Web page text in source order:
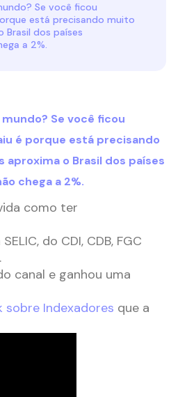
Se você ficou
está precisando muito
Brasil dos países
a 2%.
Se você ficou
é porque está precisando
aproxima o Brasil dos países
chega a 2%.
como ter
do CDI, CDB, FGC
canal e ganhou uma
sobre Indexadores que a